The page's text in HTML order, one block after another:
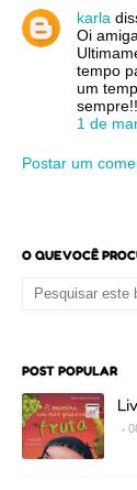
karla
Oi
tempo
um
sempre!!
1 de
Postar um
O QUE VOCÊ
POST POPULAR